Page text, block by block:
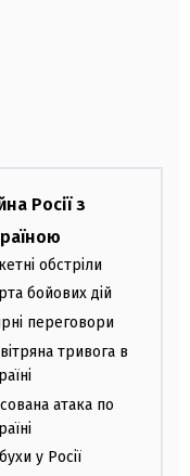
Росії з
обстріли
бойових дій
переговори
тривога в
атака по
у Росії